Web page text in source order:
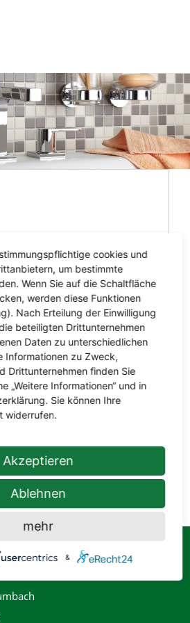
jeden Wohnraum das
Baumbach
cookies und
um bestimmte
Wenn Sie auf die Schaltfläche
werden diese Funktionen
Nach Erteilung der Einwilligung
beteiligten Drittunternehmen
Daten zu unterschiedlichen
Informationen zu Zweck,
Drittunternehmen finden Sie
„Weitere Informationen“ und in
Sie können Ihre
widerrufen.
Akzeptieren
Ablehnen
mehr
&